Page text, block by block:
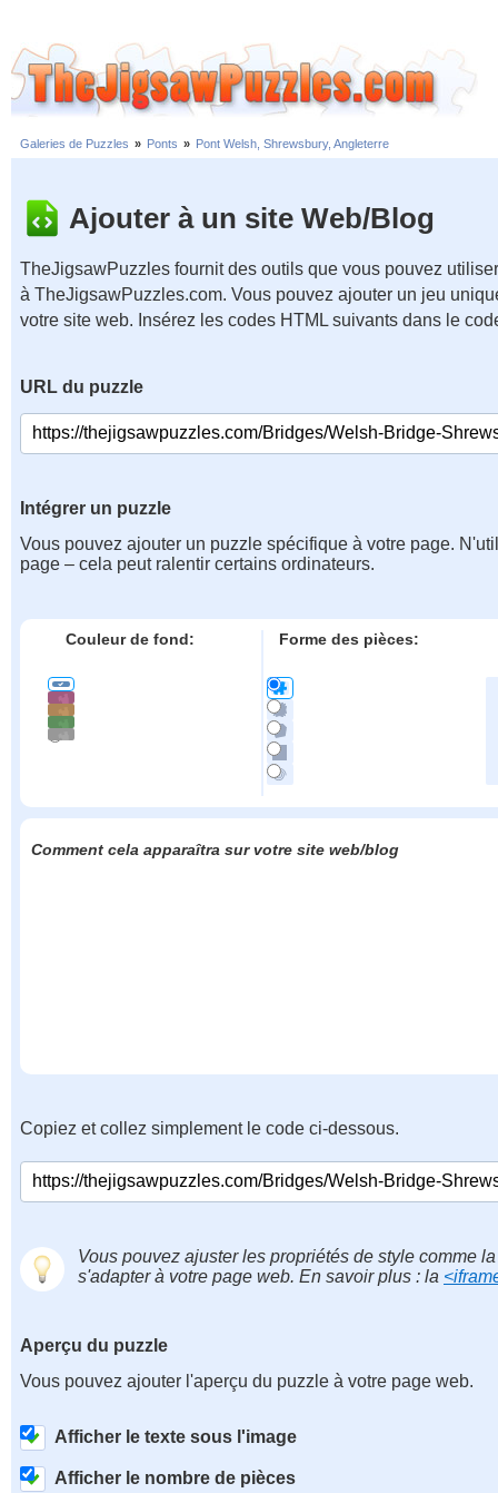
Galeries de Puzzles » Ponts » Pont Welsh, Shrewsbury, Angleterre
Ajouter à un site Web/Blog
TheJigsawPuzzles fournit des outils que vous pouvez
à TheJigsawPuzzles.com. Vous pouvez ajouter un jeu
votre site web. Insérez les codes HTML suivants dans le
URL du puzzle
Intégrer un puzzle
Vous pouvez ajouter un puzzle spécifique à votre page.
page – cela peut ralentir certains ordinateurs.
Couleur de fond: Forme des pièces:
Comment cela apparaîtra sur votre site web/blog
Copiez et collez simplement le code ci-dessous.
Vous pouvez ajuster les propriétés de style comme
s'adapter à votre page web. En savoir plus : la
Aperçu du puzzle
Vous pouvez ajouter l'aperçu du puzzle à votre page web.
Afficher le texte sous l'image
Afficher le nombre de pièces